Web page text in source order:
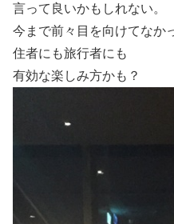
言って良いかもしれない。
今まで前々目を向けてなか
住者にも旅行者にも
有効な楽しみ方かも？